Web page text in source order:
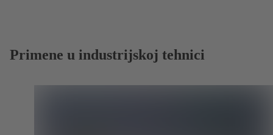
Primene u industrijskoj tehnici